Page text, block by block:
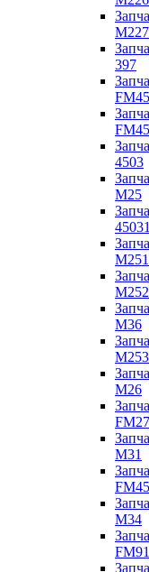
397
4503
M25
45031
M251
M252
M36
M253
M26
FM27
M31
M34
FM91